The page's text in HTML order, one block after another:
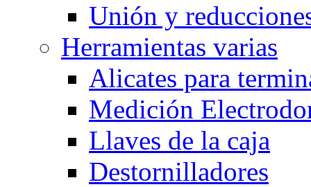
Unión y
Herramientas varias
Alicates para
Medición
Llaves de la caja
Destornilladores